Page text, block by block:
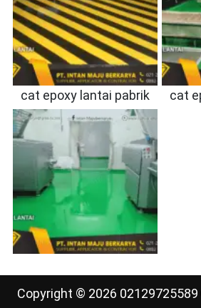
cat epoxy lantai pabrik cat
Copyright © 2026 02129725589